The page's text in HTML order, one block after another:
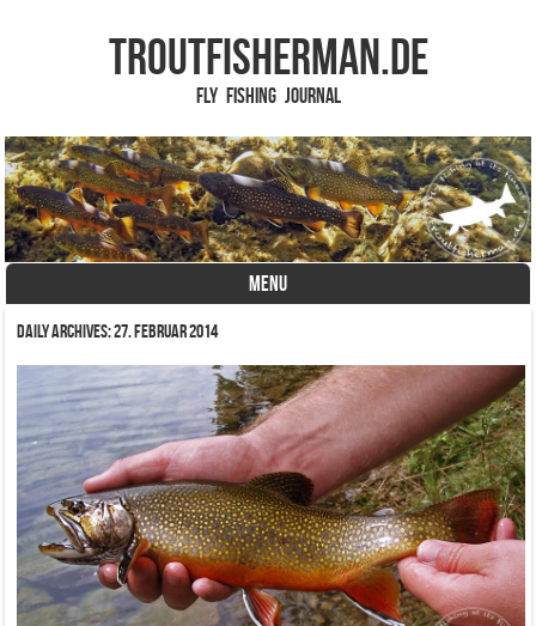
TROUTFISHERMAN.de
Fly Fishing Journal
MENU
Skip to content
Daily Archives:27. Februar 2014